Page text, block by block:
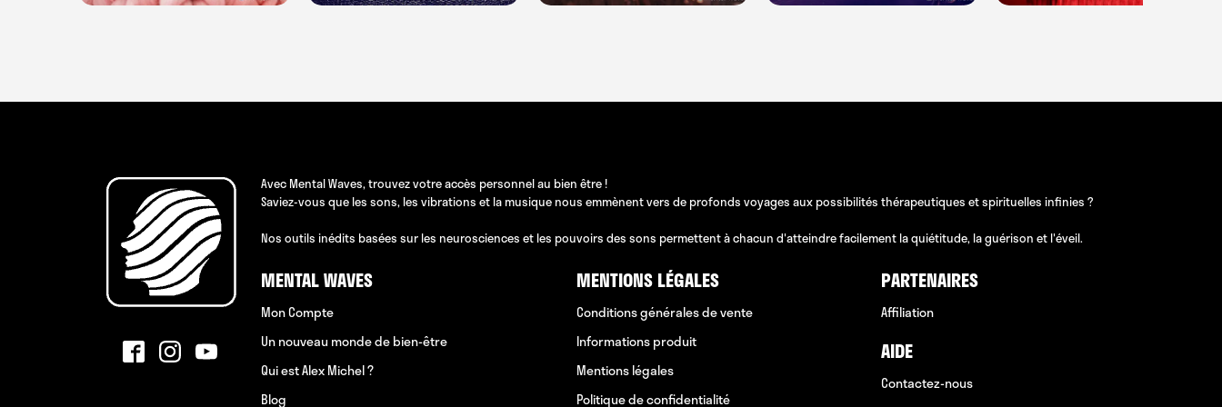
Avec Mental Waves, trouvez votre accès personnel au bien être !
Saviez-vous que les sons, les vibrations et la musique nous emmènent vers de profonds voyages aux possibilités thérapeutiques et spirituelles infinies ?
Nos outils inédits basées sur les neurosciences et les pouvoirs des sons permettent à chacun d'atteindre facilement la quiétitude, la guérison et l'éveil.
MENTAL WAVES
Mon Compte
Un nouveau monde de bien-être
Qui est Alex Michel ?
Blog
MENTIONS LÉGALES
Conditions générales de vente
Informations produit
Mentions légales
Politique de confidentialité
PARTENAIRES
Affiliation
AIDE
Contactez-nous